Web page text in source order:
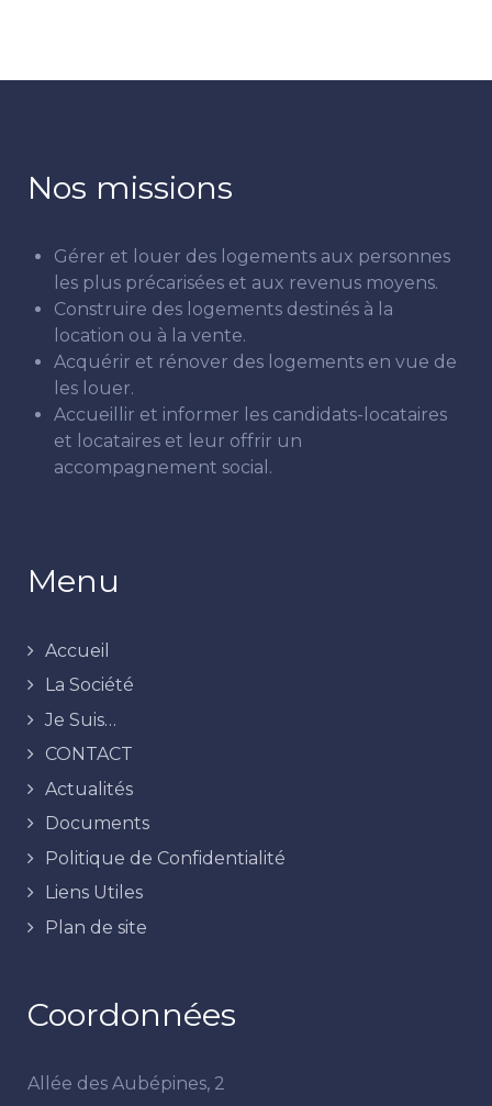
Nos missions
Gérer et louer des logements aux personnes
les plus précarisées et aux revenus moyens.
Construire des logements destinés à la
location ou à la vente.
Acquérir et rénover des logements en vue de
les louer.
Accueillir et informer les candidats-locataires
et locataires et leur offrir un
accompagnement social.
Menu
Accueil
La Société
Je Suis…
CONTACT
Actualités
Documents
Politique de Confidentialité
Liens Utiles
Plan de site
Coordonnées
Allée des Aubépines, 2